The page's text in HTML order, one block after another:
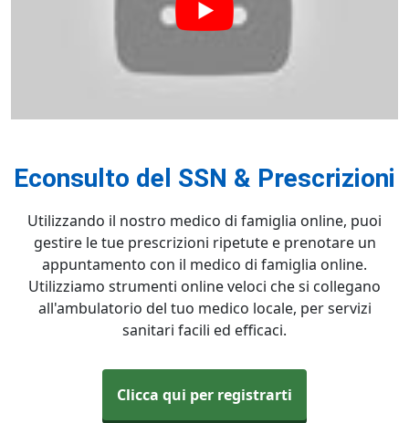
Econsulto del SSN & Prescrizioni
Utilizzando il nostro medico di famiglia online, puoi
gestire le tue prescrizioni ripetute e prenotare un
appuntamento con il medico di famiglia online.
Utilizziamo strumenti online veloci che si collegano
all'ambulatorio del tuo medico locale, per servizi
sanitari facili ed efficaci.
Clicca qui per registrarti